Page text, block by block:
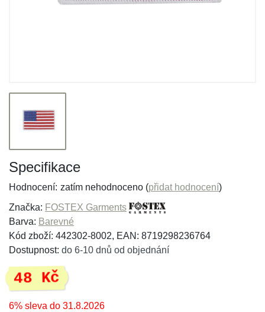
Specifikace
Hodnocení: zatím nehodnoceno (přidat hodnocení)
Značka: FOSTEX Garments
Barva: Barevné
Kód zboží: 442302-8002, EAN: 8719298236764
Dostupnost: do 6-10 dnů od objednání
48 Kč
6% sleva do 31.8.2026